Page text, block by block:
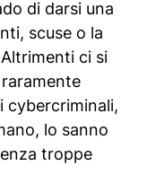
di darsi una
scuse o la
ci si
cybercriminali,
lo sanno
troppe